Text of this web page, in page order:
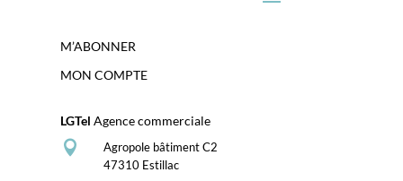
M’ABONNER
MON COMPTE
LGTelAgence commerciale

Agropole bâtiment C2
47310 Estillac